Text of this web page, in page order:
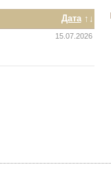
Дата ↑↓
15.07.2026